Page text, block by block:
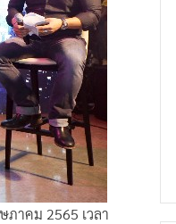
ภาคม 2565 เวลา